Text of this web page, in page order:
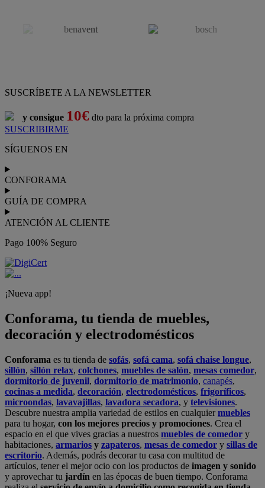
SUSCRÍBETE A LA NEWSLETTER
y consigue 10€ dto para la próxima compra
SUSCRIBIRME
SÍGUENOS EN
CONFORAMA
GUÍA DE COMPRA
ATENCIÓN AL CLIENTE
Pago 100% Seguro
¡Nueva app!
Conforama, tu tienda de muebles,
decoración y electrodomésticos
Conforama es tu tienda de sofás, sofá cama, sofá chaise longue,
sillón, sillón relax, colchones, muebles de salón, mesas comedor,
dormitorio de juvenil, dormitorio de matrimonio, canapés,
cocinas a medida, decoración, electrodomésticos, frigoríficos,
microondas, lavavajillas, lavadora secadora, y televisiones.
Descubre nuestra amplia variedad de estilos en cualquiermuebles
para tu hogar, con los mejores precios y promociones. Crea el
espacio en el que vives gracias a nuestros muebles de comedor y
habitaciones, armarios y zapateros, mesas de comedor y sillas de
escritorio. Además, podrás decorar tu casa con multitud de
artículos, tener el mejor ocio con los productos de imagen y sonido
y aprovechar tu jardín en las épocas de buen tiempo. Conforama